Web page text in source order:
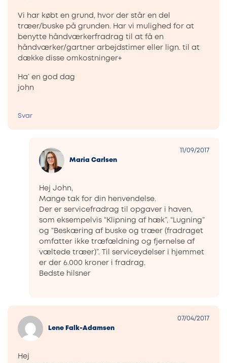
Vi har købt en grund, hvor der står en del
træer/buske på grunden. Har vi mulighed for at
benytte håndværkerfradrag til at få en
håndværker/gartner arbejdstimer eller lign. til at
dække disse omkostninger+
Ha’ en god dag
john
Svar
Maria Carlsen
11/09/2017
Hej John,
Mange tak for din henvendelse.
Der er servicefradrag til opgaver i haven,
som eksempelvis “Klipning af hæk”, “Lugning”
og “Beskæring af buske og træer (fradraget
omfatter ikke træfældning og fjernelse af
væltede træer)”. Til serviceydelser i hjemmet
er der 6.000 kroner i fradrag.
Bedste hilsner
Lene Falk-Adamsen
07/04/2017
Hej